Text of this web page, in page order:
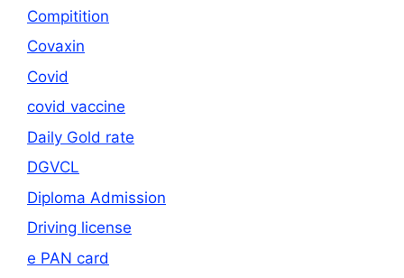
Compitition
Covaxin
Covid
covid vaccine
Daily Gold rate
DGVCL
Diploma Admission
Driving license
e PAN card